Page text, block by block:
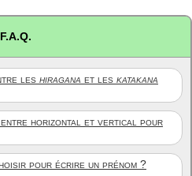
F.A.Q.
les hiragana et les katakana
horizontal et vertical pour
pour écrire un prénom ?